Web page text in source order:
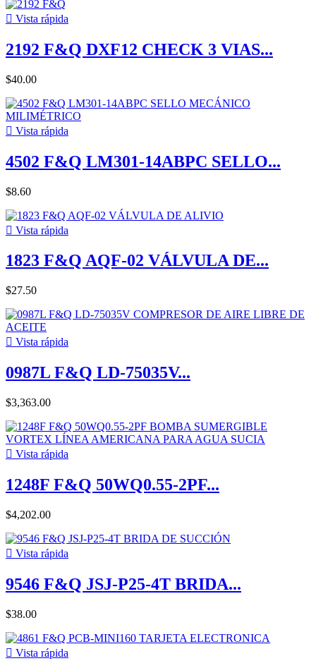
 Vista rápida
2192 F&Q DXF12 CHECK 3 VIAS...
$40.00
 Vista rápida
4502 F&Q LM301-14ABPC SELLO...
$8.60
 Vista rápida
1823 F&Q AQF-02 VÁLVULA DE...
$27.50
 Vista rápida
0987L F&Q LD-75035V...
$3,363.00
 Vista rápida
1248F F&Q 50WQ0.55-2PF...
$4,202.00
 Vista rápida
9546 F&Q JSJ-P25-4T BRIDA...
$38.00
 Vista rápida